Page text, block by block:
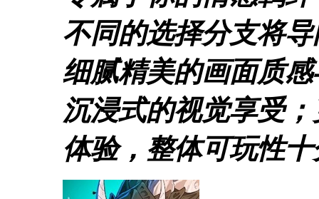
不同的选择分支将
细腻精美的画面质
沉浸式的视觉享受
体验，整体可玩性